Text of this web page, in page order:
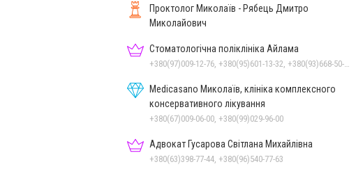
Проктолог Миколаїв - Рябець Дмитро
Миколайович
Стоматологічна поліклініка Айлама
Medicasano Миколаїв, клініка комплексного
консервативного лікування
+380(67)009-06-00, +380(99)029-96-00
Адвокат Гусарова Світлана Михайлівна
+380(63)398-77-44, +380(96)540-77-63